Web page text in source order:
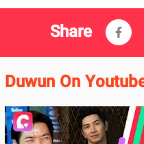
Share
Duwun On